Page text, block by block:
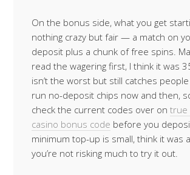
On the bonus side, what you get
nothing crazy but fair — a match on
deposit plus a chunk of free spins.
read the wagering first, I think it was
isn’t the worst but still catches
run no-deposit chips now and then,
check the current codes over on true
casino bonus code before you
minimum top-up is small, think it was
you’re not risking much to try it out.